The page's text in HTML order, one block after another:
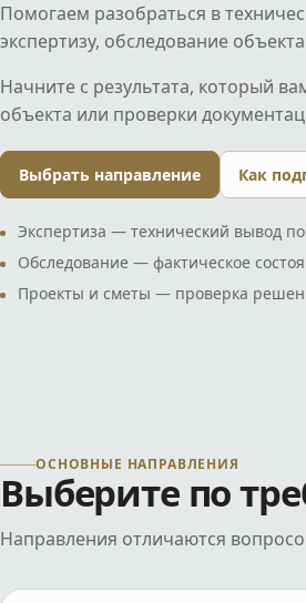
Помогаем разобраться в
экспертизу, обследование
Начните с результата, который
объекта или проверки
Выбрать направление Как
Экспертиза — технический вывод
Обследование — фактическое
Проекты и сметы — проверка
ОСНОВНЫЕ НАПРАВЛЕНИЯ
Выберите по
Направления отличаются